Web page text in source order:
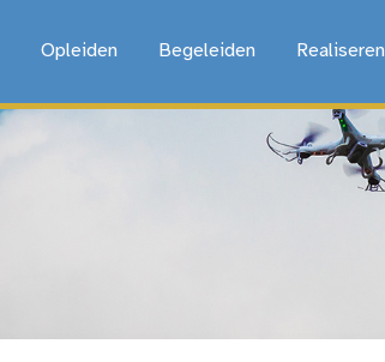
Opleiden Begeleiden Realiseren